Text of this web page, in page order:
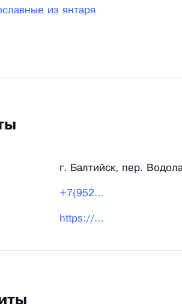
из янтаря
г. Балтийск, пер.
+7(952...
https://yamb39.com/